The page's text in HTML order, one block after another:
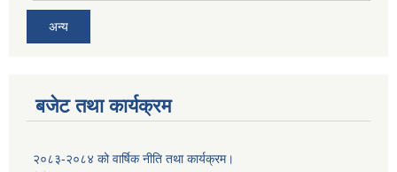
अन्य
बजेट तथा कार्यक्रम
२०८३-२०८४ को वार्षिक नीति तथा कार्यक्रम।